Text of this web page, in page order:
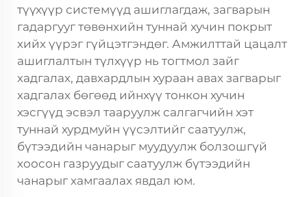
түүхүүр системүүд ашиглагдаж, загварын
гадаргууг төвөнхийн туннай хучин покрыт
хийх үүрэг гүйцэтгэндөг. Амжилттай цацалт
ашиглалтын түлхүүр нь тогтмол зайг
хадгалах, давхардлын хураан авах загварыг
хадгалах бөгөөд ийнхүү тонкон хучин
хэсгүүд эсвэл тааруулж салгагчийн хэт
туннай хурдмуйн үүсэлтийг саатуулж,
бүтээдийн чанарыг муудуулж болзошгүй
хоосон газруудыг саатуулж бүтээдийн
чанарыг хамгаалах явдал юм.